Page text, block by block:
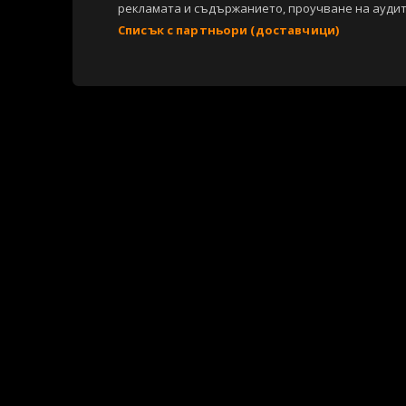
рекламата и съдържанието, проучване на
Списък с партньори (доставчици)